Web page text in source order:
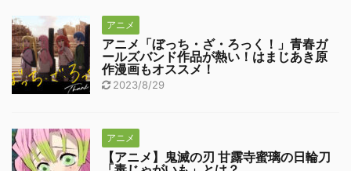
アニメ
アニメ「ぼっち・ざ・ろっく！」青春ガ
ールズバンド作品が熱い！はまじあき原
作漫画もオススメ！
2023/8/29
アニメ
【アニメ】鬼滅の刃 甘露寺蜜璃の日輪刀